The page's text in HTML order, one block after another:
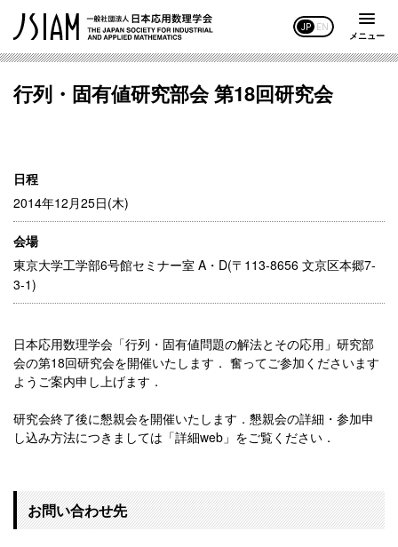
JP EN
メニュー
行列・固有値研究部会 第18回研究会
日程
2014年12月25日(木)
会場
東京大学工学部6号館セミナー室 A・D(〒113-8656 文京区本郷7-
3-1)
日本応用数理学会「行列・固有値問題の解法とその応用」研究部
会の第18回研究会を開催いたします． 奮ってご参加くださいます
ようご案内申し上げます．
研究会終了後に懇親会を開催いたします．懇親会の詳細・参加申
し込み方法につきましては「詳細web」をご覧ください．
お問い合わせ先